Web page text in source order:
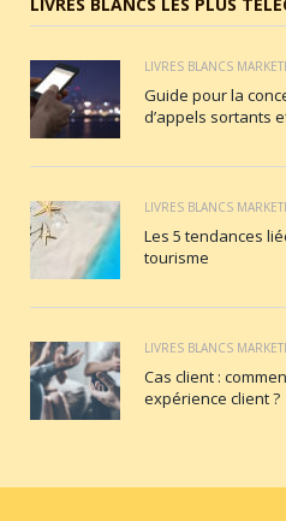
LIVRES BLANCS LES PLUS
LIVRES BLANCS
Guide pour la
d’appels sortants
LIVRES BLANCS
Les 5 tendances
tourisme
LIVRES BLANCS
Cas client :
expérience client ?